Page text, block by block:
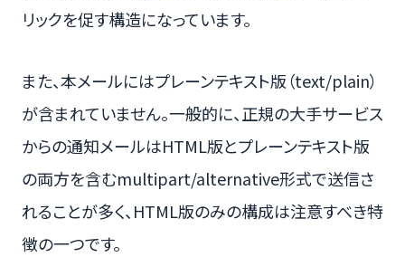
リックを促す構造になっています。
また、本メールにはプレーンテキスト版（text/plain）
が含まれていません。一般的に、正規の大手サービス
からの通知メールはHTML版とプレーンテキスト版
の両方を含むmultipart/alternative形式で送信さ
れることが多く、HTML版のみの構成は注意すべき特
徴の一つです。